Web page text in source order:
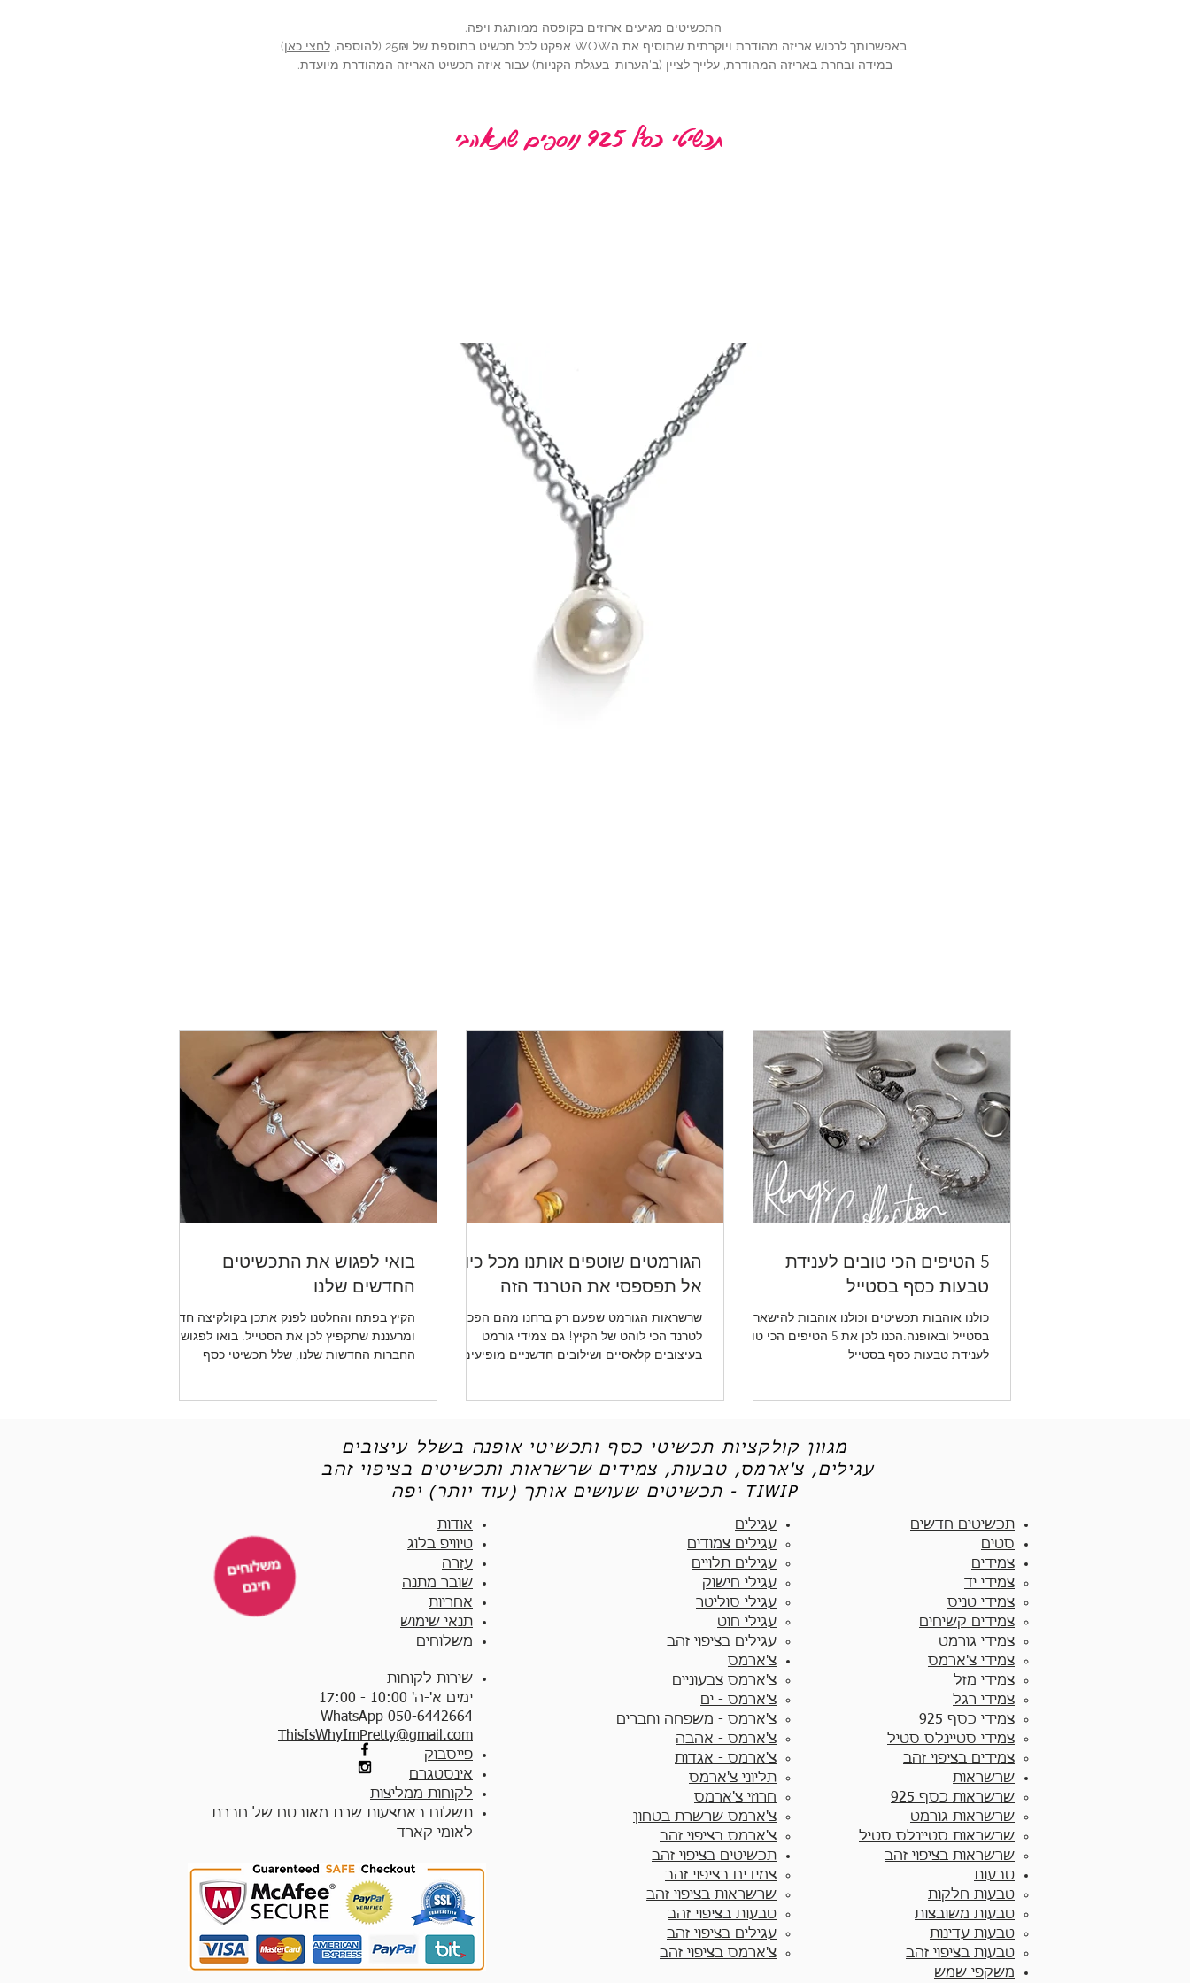
התכשיטים מגיעים ארוזים בקופסה ממותגת ויפה.
באפשרותך לרכוש אריזה מהודרת ויוקרתית שתוסיף את הWOW אפקט לכל תכשיט בתוספת של 25₪ (להוספה,
לחצי כאן)
במידה ובחרת באריזה המהודרת, עלייך לציין (ב'הערות' בעגלת הקניות) עבור איזה תכשיט האריזה המהודרת מיועדת.
תכשיטי כסף 925 נוספים שתאהבי
אודט
לני
5 הטיפים הכי טובים לענידת
טבעות כסף בסטייל
כולנו אוהבות תכשיטים וכולנו אוהבות להישאר
בסטייל ובאופנה.הכנו לכן את 5 הטיפים הכי טובים
לענידת טבעות כסף בסטייל
הגורמטים שוטפים אותנו מכל כיוון -
אל תפספסי את הטרנד הזה
שרשראות הגורמט שפעם רק ברחנו מהם הפכו
לטרנד הכי לוהט של הקיץ! גם צמידי גורמט
בעיצובים קלאסיים ושילובים חדשניים מופיעים
בואי לפגוש את התכשיטים
החדשים שלנו
הקיץ בפתח והחלטנו לפנק אתכן בקולקיצה חדשה
ומרעננת שתקפיץ לכן את הסטייל. בואו לפגוש את
החברות החדשות שלנו, שלל תכשיטי כסף
מגוון קולקציות תכשיטי כסף ותכשיטי אופנה בשלל עיצובים
עגילים, צ'ארמס, טבעות, צמידים שרשראות ותכשיטים בציפוי זהב
תכשיטים שעושים אותך (עוד יותר) יפה - TIWIP
אודות
טיוויפ בלוג
עזרה
שובר מתנה
אחריות
תנאי שימוש
משלוחים
שירות לקוחות
ימים א'-ה' 10:00 - 17:00
WhatsApp 050-6442664
ThisIsWhyImPretty@gmail.com
פייסבוק
אינסטגרם
לקוחות ממליצות
תשלום באמצעות שרת מאובטח של חברת
לאומי קארד
עגילים
עגילים צמודים​
עגילים תלויים
עגילי חישוק
עגילי סוליטר
עגילי חוט
עגילים בציפוי זהב
צ'ארמס
צ'ארמס צבעוניים​
צ'ארמס - ים
צ'ארמס - משפחה וחברים
צ'ארמס - אהבה
צ'ארמס - אגדות
תליוני צ'ארמס
חרוזי צ'ארמס
צ'ארמס שרשרת בטחון
צ'ארמס בציפוי זהב
תכשיטים בציפוי זהב
צמידים בציפוי זהב​
שרשראות בציפוי זהב
טבעות בציפוי זהב
עגילים בציפוי זהב
צ'ארמס בציפוי זהב
תכשיטים חדשים
סטים
צמידים
צמידי יד​
צמידי טניס
צמידים קשיחים
צמידי גורמט
צמידי צ'ארמס
צמידי מזל
צמידי רגל
צמידי כסף 925
צמידי סטיינלס סטיל
צמידים בציפוי זהב
שרשראות
שרשראות כסף 925​
שרשראות גורמט
שרשראות סטיינלס סטיל
שרשראות בציפוי זהב
טבעות
טבעות חלקות​
טבעות משובצות
טבעות עדינות
טבעות בציפוי זהב
משקפי שמש